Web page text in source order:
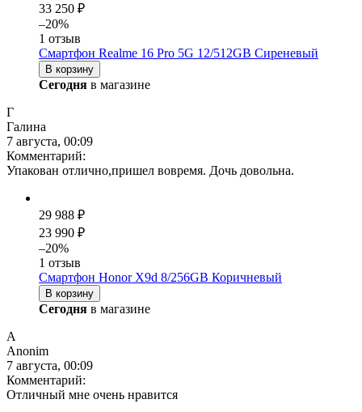
33 250 ₽
–20%
1 отзыв
Смартфон Realme 16 Pro 5G 12/512GB Сиреневый
В корзину
Сегодня в магазине
Г
Галина
7 августа, 00:09
Комментарий:
Упакован отлично,пришел вовремя. Дочь довольна.
29 988 ₽
23 990 ₽
–20%
1 отзыв
Смартфон Honor X9d 8/256GB Коричневый
В корзину
Сегодня в магазине
A
Anonim
7 августа, 00:09
Комментарий:
Отличный мне очень нравится